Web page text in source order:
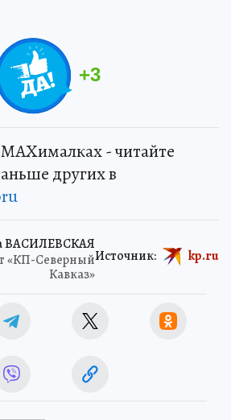
+3
- читайте
других в
ВАСИЛЕВСКАЯ
«КП-Северный
Кавказ»
Источник: kp.ru